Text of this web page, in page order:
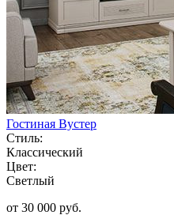
Гостиная Вустер
Стиль:
Классический
Цвет:
Светлый
от 30 000 руб.